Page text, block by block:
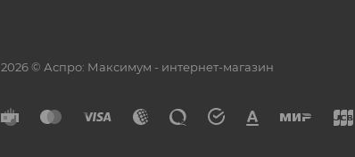
2026 © Аспро: Максимум - интернет-магазин